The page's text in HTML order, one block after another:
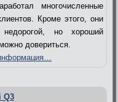
многочисленные
Кроме этого, они
но хороший
довериться.
Q3